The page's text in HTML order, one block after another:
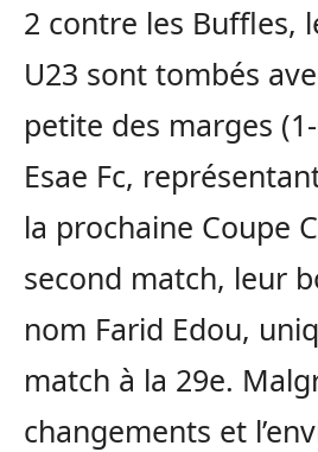
2 contre les Buffles,
U23 sont tombés
petite des marges
Esae Fc,
la prochaine Coupe
second match, leur
nom Farid Edou,
match à la 29e.
changements et